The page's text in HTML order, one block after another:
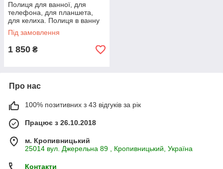
Полиця для ванної, для
телефона, для планшета,
для келиха. Полиця в ванну
дубова . Релакс-полиця.
Під замовлення
1 850 ₴
Про нас
100% позитивних з 43 відгуків за рік
Працює з 26.10.2018
м. Кропивницький
25014 вул. Джерельна 89 , Кропивницький, Україна
Контакти